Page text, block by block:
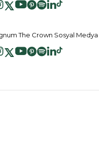
The Crown Sosyal Medya